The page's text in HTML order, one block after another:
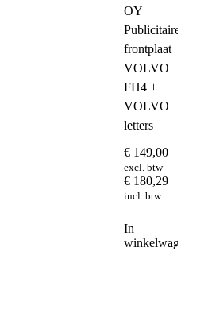
OY
Publicitaire
frontplaat
VOLVO
FH4 +
VOLVO
letters
€ 149,00
excl. btw
€ 180,29
incl. btw
In
winkelwagen